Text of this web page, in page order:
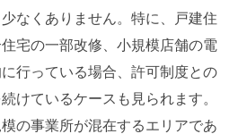
なくありません。特に、戸建住
宅の一部改修、小規模店舗の電
行っている場合、許可制度との
けているケースも見られます。
の事業所が混在するエリアであ